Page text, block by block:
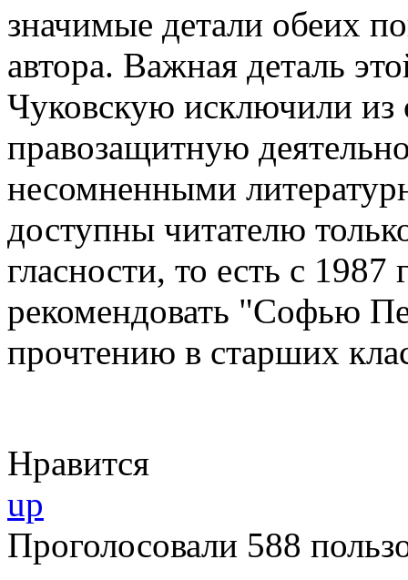
значимые детали обеих
автора. Важная деталь
Чуковскую исключили из
правозащитную
несомненными
доступны читателю
гласности, то есть с
рекомендовать "Софью
прочтению в старших
Нравится
up
Проголосовали 588